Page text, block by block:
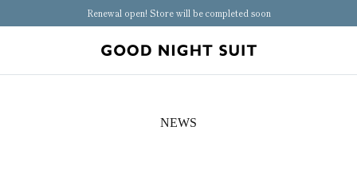
Renewal open! Store will be completed soon
NEWS